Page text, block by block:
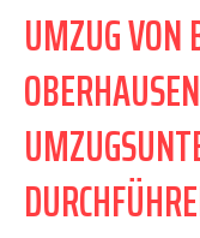
UMZUG VON